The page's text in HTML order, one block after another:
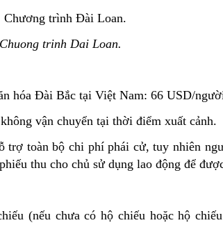
Chương trình Đài Loan.
Chuong trinh Dai Loan.
hóa Đài Bắc tại Việt Nam: 66 USD/
vận chuyển tại thời điểm xuất cảnh.
toàn bộ chi phí phái cử, tuy nhiên
thu cho chủ sử dụng lao động để
(nếu chưa có hộ chiếu hoặc hộ